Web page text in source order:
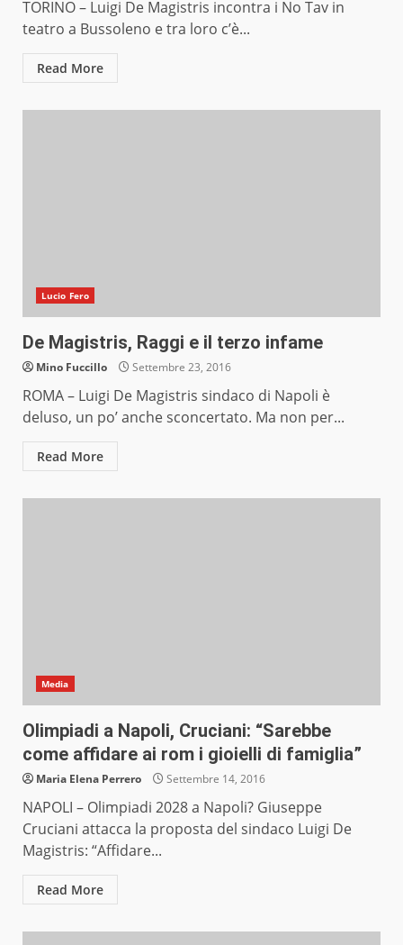
TORINO – Luigi De Magistris incontra i No Tav in
teatro a Bussoleno e tra loro c’è...
Read More
Lucio Fero
De Magistris, Raggi e il terzo infame
Mino Fuccillo Settembre 23, 2016
ROMA – Luigi De Magistris sindaco di Napoli è
deluso, un po’ anche sconcertato. Ma non per...
Read More
Media
Olimpiadi a Napoli, Cruciani: “Sarebbe
come affidare ai rom i gioielli di famiglia”
Maria Elena Perrero Settembre 14, 2016
NAPOLI – Olimpiadi 2028 a Napoli? Giuseppe
Cruciani attacca la proposta del sindaco Luigi De
Magistris: “Affidare...
Read More